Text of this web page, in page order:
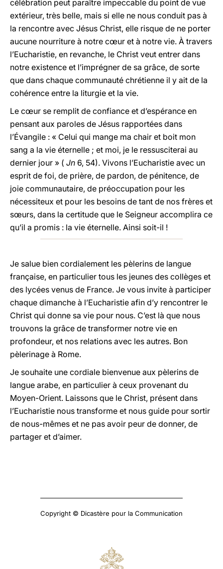
célébration peut paraître impeccable du point de vue
extérieur, très belle, mais si elle ne nous conduit pas à
la rencontre avec Jésus Christ, elle risque de ne porter
aucune nourriture à notre cœur et à notre vie. À travers
l’Eucharistie, en revanche, le Christ veut entrer dans
notre existence et l’imprégner de sa grâce, de sorte
que dans chaque communauté chrétienne il y ait de la
cohérence entre la liturgie et la vie.
Le cœur se remplit de confiance et d’espérance en
pensant aux paroles de Jésus rapportées dans
l’Évangile : « Celui qui mange ma chair et boit mon
sang a la vie éternelle ; et moi, je le ressusciterai au
dernier jour » ( Jn 6, 54). Vivons l’Eucharistie avec un
esprit de foi, de prière, de pardon, de pénitence, de
joie communautaire, de préoccupation pour les
nécessiteux et pour les besoins de tant de nos frères et
sœurs, dans la certitude que le Seigneur accomplira ce
qu’il a promis : la vie éternelle. Ainsi soit-il !
Je salue bien cordialement les pèlerins de langue
française, en particulier tous les jeunes des collèges et
des lycées venus de France. Je vous invite à participer
chaque dimanche à l’Eucharistie afin d’y rencontrer le
Christ qui donne sa vie pour nous. C’est là que nous
trouvons la grâce de transformer notre vie en
profondeur, et nos relations avec les autres. Bon
pèlerinage à Rome.
Je souhaite une cordiale bienvenue aux pèlerins de
langue arabe, en particulier à ceux provenant du
Moyen-Orient. Laissons que le Christ, présent dans
l’Eucharistie nous transforme et nous guide pour sortir
de nous-mêmes et ne pas avoir peur de donner, de
partager et d’aimer.
Copyright © Dicastère pour la Communication